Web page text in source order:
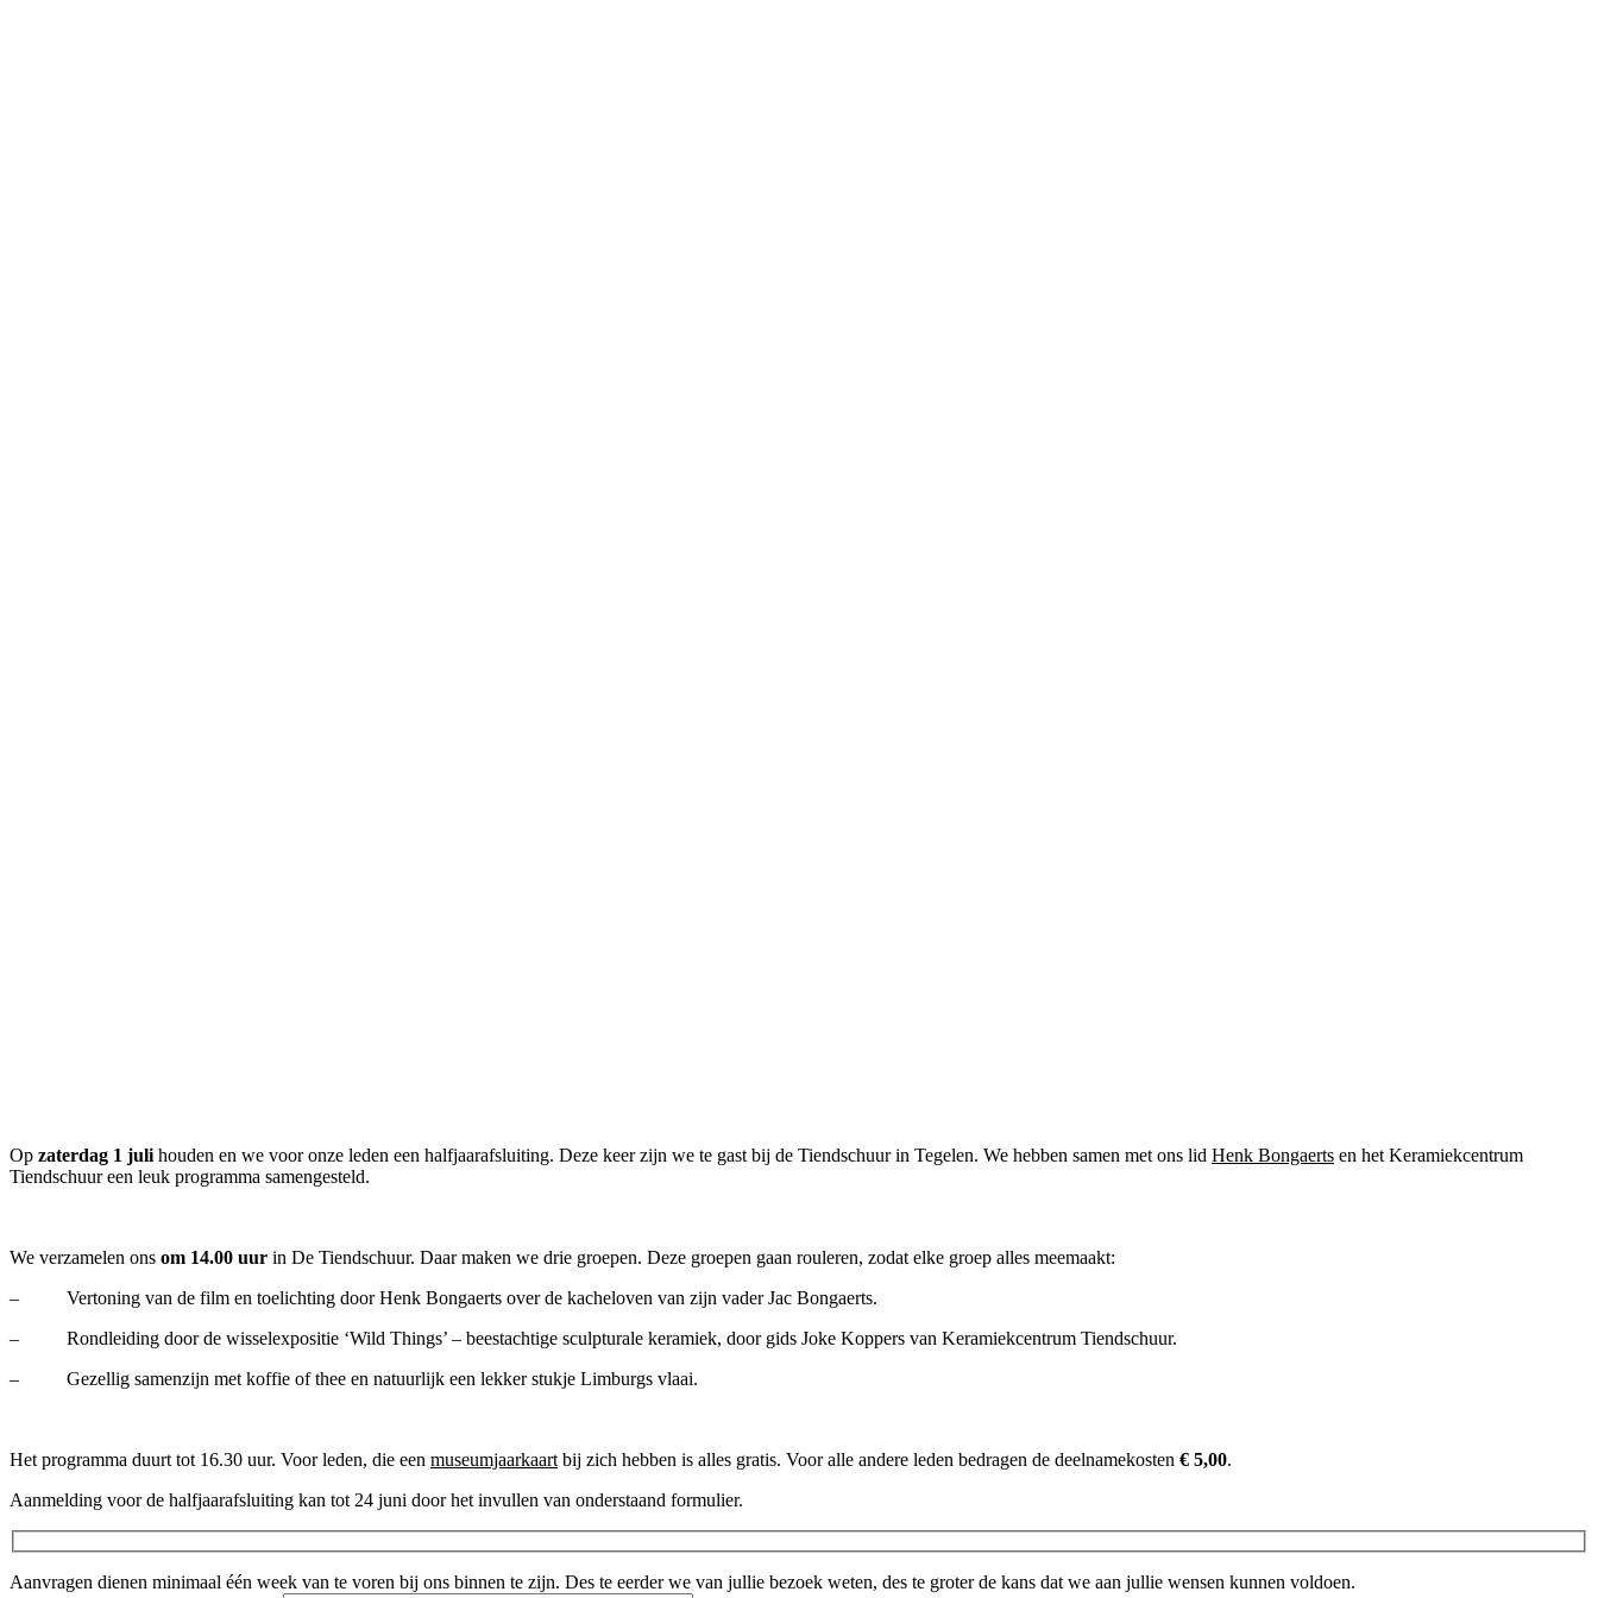
Op zaterdag 1 juli houden en we voor onze leden een halfjaarafsluiting. Deze keer zijn we te gast bij de Tiendschuur in Tegelen. We hebben samen met ons lid Henk Bongaerts en het Keramiekcentrum
Tiendschuur een leuk programma samengesteld.
We verzamelen ons om 14.00 uur in De Tiendschuur. Daar maken we drie groepen. Deze groepen gaan rouleren, zodat elke groep alles meemaakt:
– Vertoning van de film en toelichting door Henk Bongaerts over de kacheloven van zijn vader Jac Bongaerts.
– Rondleiding door de wisselexpositie ‘Wild Things’ – beestachtige sculpturale keramiek, door gids Joke Koppers van Keramiekcentrum Tiendschuur.
– Gezellig samenzijn met koffie of thee en natuurlijk een lekker stukje Limburgs vlaai.
Het programma duurt tot 16.30 uur. Voor leden, die een museumjaarkaart bij zich hebben is alles gratis. Voor alle andere leden bedragen de deelnamekosten € 5,00.
Aanmelding voor de halfjaarafsluiting kan tot 24 juni door het invullen van onderstaand formulier.
Aanvragen dienen minimaal één week van te voren bij ons binnen te zijn. Des te eerder we van jullie bezoek weten, des te groter de kans dat we aan jullie wensen kunnen voldoen.